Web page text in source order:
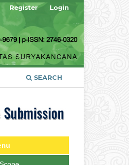
SEARCH
Register Login